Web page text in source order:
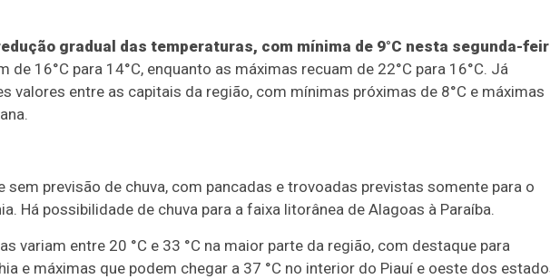
gradual das temperaturas, com mínima de 9°C nesta segunda-
de 16°C para 14°C, enquanto as máximas recuam de 22°C para 16°C. Já
valores entre as capitais da região, com mínimas próximas de 8°C e máximas
previsão de chuva, com pancadas e trovoadas previstas somente para o
Há possibilidade de chuva para a faixa litorânea de Alagoas à Paraíba.
variam entre 20 °C e 33 °C na maior parte da região, com destaque para
e máximas que podem chegar a 37 °C no interior do Piauí e oeste dos